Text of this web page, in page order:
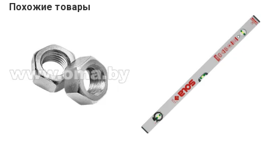
Похожие товары